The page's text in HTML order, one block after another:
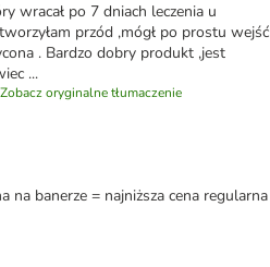
wracał po 7 dniach leczenia u
przód ,mógł po prostu wejść
. Bardzo dobry produkt ,jest
...
Zobacz oryginalne tłumaczenie
na banerze = najniższa cena regularna